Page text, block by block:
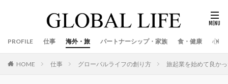
PROFILE 仕事 海外・旅 パートナーシップ・家族 食・健康 心
HOME 仕事 グローバルライフの創り方 旅起業を始めて良か